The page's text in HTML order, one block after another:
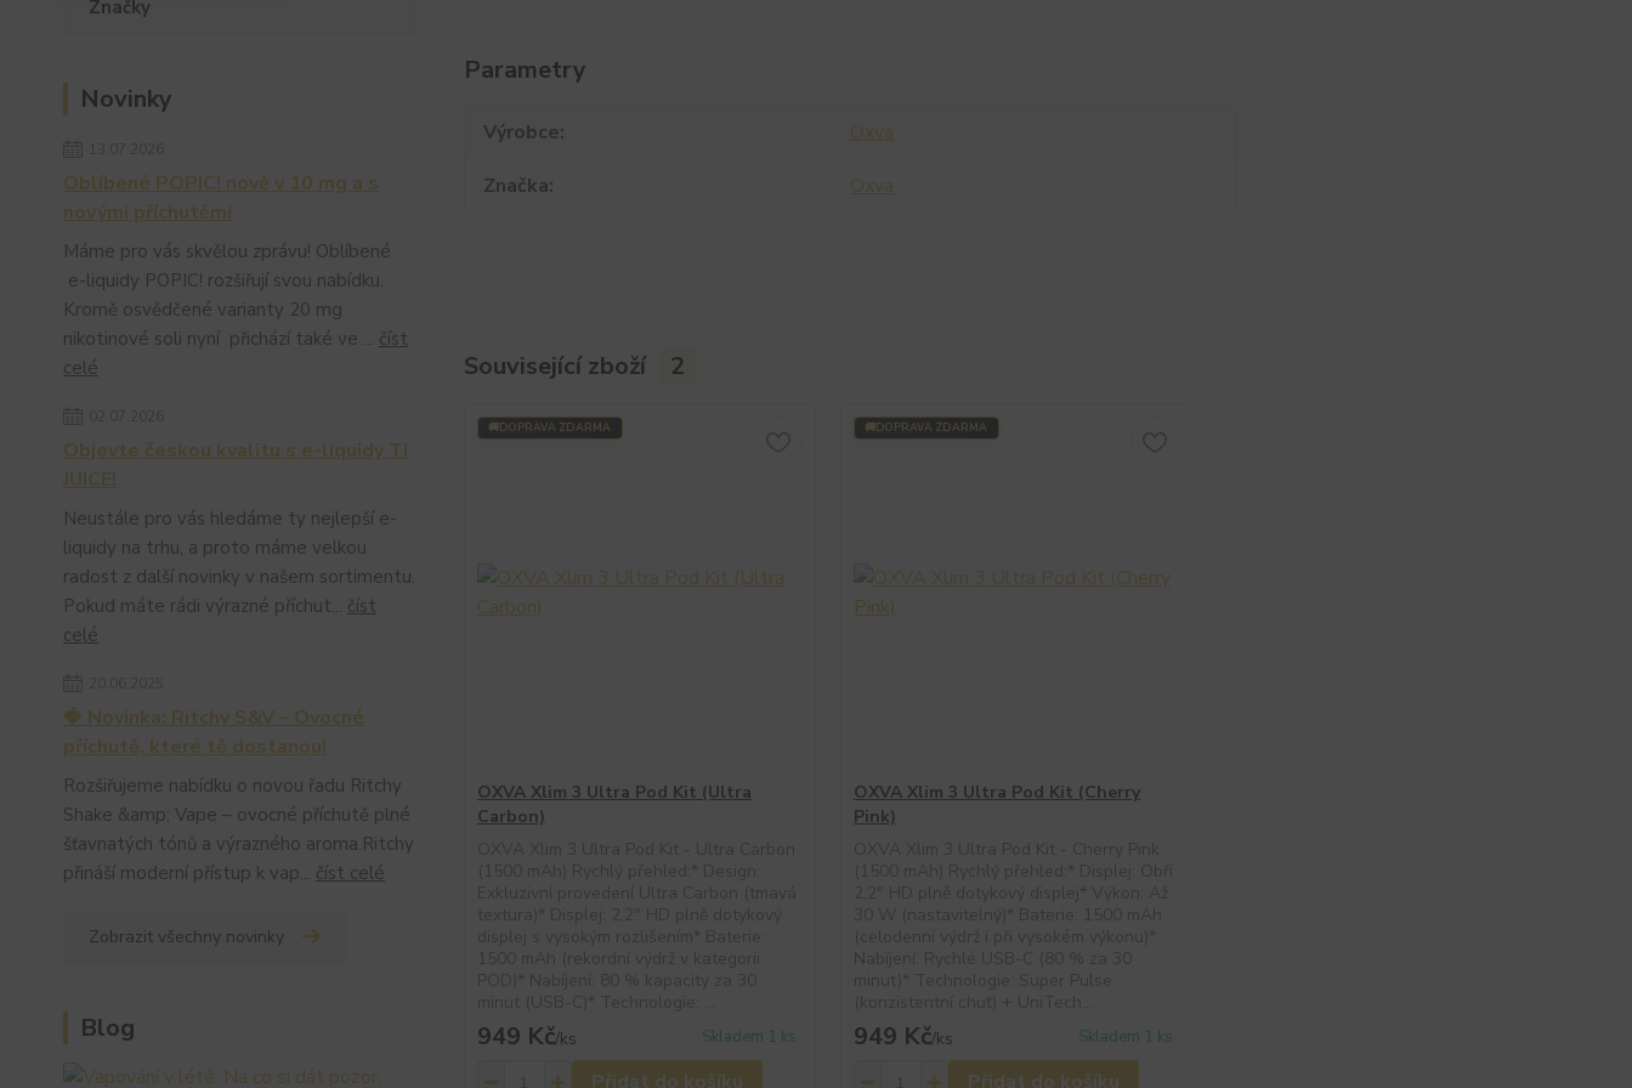
Značky
Novinky
Oblíbené POPIC! nově v 10 mg a s
novými příchutěmi
Máme pro vás skvělou zprávu! Oblíbené
e-liquidy POPIC! rozšiřují svou nabídku.
Kromě osvědčené varianty 20 mg
nikotinové soli nyní přichází také ve ... číst
celé
Objevte českou kvalitu s e-liquidy TI
JUICE!
Neustále pro vás hledáme ty nejlepší e-
liquidy na trhu, a proto máme velkou
radost z další novinky v našem sortimentu.
Pokud máte rádi výrazné příchut... číst
celé
🍓 Novinka: Ritchy S&V – Ovocné
příchutě, které tě dostanou!
Rozšiřujeme nabídku o novou řadu Ritchy
Shake &amp; Vape – ovocné příchutě plné
šťavnatých tónů a výrazného aroma.Ritchy
přináší moderní přístup k vap... číst celé
Zobrazit všechny novinky
Blog
Parametry
Výrobce
Oxva
Značka
Oxva
Související zboží 2
DOPRAVA ZDARMA
OXVA Xlim 3 Ultra Pod Kit (Ultra
Carbon)
949 Kč/ks Skladem 1 ks
Přidat do košíku
DOPRAVA ZDARMA
OXVA Xlim 3 Ultra Pod Kit (Cherry
Pink)
949 Kč/ks Skladem 1 ks
Přidat do košíku